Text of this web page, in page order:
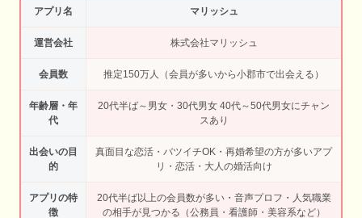
アプリ名 マリッシュ
運営会社 株式会社マリッシュ
会員数 推定150万人（会員が多いから小郡市で出会える）
年齢層・年
代
20代半ば～男女・30代男女 40代～50代男女にチャン
スあり
出会いの目
的
真面目な恋活・バツイチOK・再婚希望の方が多いアプ
リ・恋活・大人の婚活向け
アプリの特
徴
20代半ば以上の会員数が多い・音声プロフ・人気職業
の相手が見つかる（公務員・看護師・美容系など）